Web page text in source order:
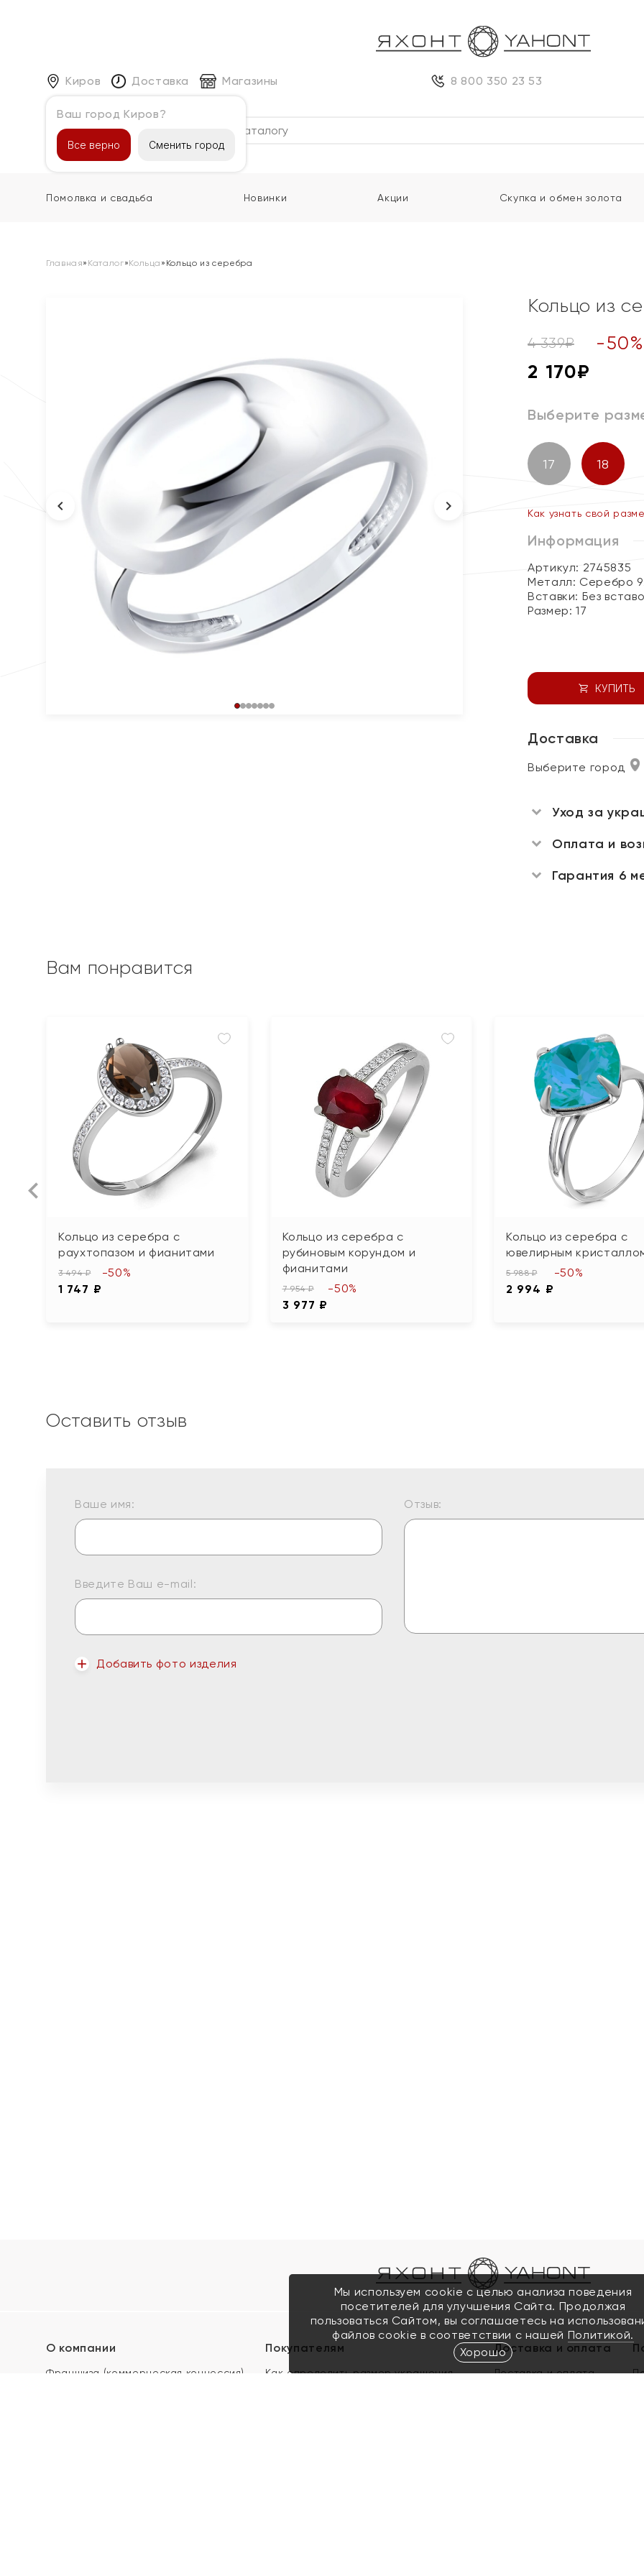
Киров
Ваш город Киров?
Все верно Сменить город
Доставка Магазины 8 800 350 23 53
Каталог
Помолвка и свадьба Новинки Акции Скупка и обмен золота
Главная» Каталог»Кольца » Кольцо из серебра
Кольцо из
4 339₽ -50%
2 170₽
Выберите
17 18
Как узнать свой
Информация
Артикул: 2745835
Металл: Серебро
Вставки: Без
Размер:17
КУПИТЬ
Доставка
Выберите город
Уход за
Оплата и
Гарантия 6
Вам понравится
Кольцо из серебра с
раухтопазом и фианитами
3 494 ₽
1 747 ₽
-50%
Кольцо из серебра с
рубиновым корундом и
фианитами
7 954 ₽
3 977 ₽
-50%
Кольцо из серебра с
ювелирным
5 988 ₽
2 994 ₽
-50%
Оставить отзыв
Ваше имя:
Введите Ваш e-mail:
Добавить фото изделия
Отзыв:
О компании
Франшиза (коммерческая концессия)
Покупателям
Как определить размер украшения
Доставка и оплата
Доставка и оплата
Мы используем cookie с целью анализа поведения
посетителей для улучшения Сайта. Продолжая
пользоваться Сайтом, вы соглашаетесь на
файлов cookie в соответствии с нашей Политикой.
Хорошо